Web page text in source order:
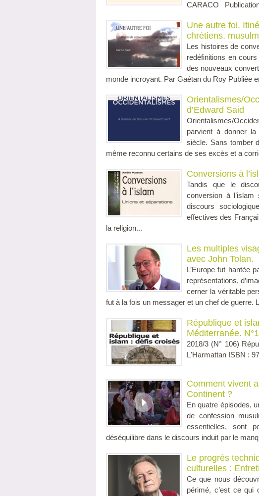
CARACO
Une autre foi.
chrétiens,
Les histoires de
redéfinitions en
des nouveaux
monde incroyant. Par Gaétan du Roy Publiée
Orientalismes/
d’Edward Said
Orientalismes/
parvient à donner
siècle. Sans tomber
même reconnu certains de ses excès et a
Conversions à
Tandis que le
conversion à
discours
effectives des
la religion...
Les multiples
avec John Tolan.
L’Europe fut hantée
représentations,
cerner la véritable
fut à la fois un messager et un chef de guerre.
République et
Méditerranée.
2018/3 (N° 106)
L'Harmattan ISBN :
Comment vivent
Continent ?
En quatre épisodes,
de confession
essentielles, sont
déséquilibre dans le discours induit par le
Le progrès
culturelles :
Ce que nous
périmé, c’est ce qui